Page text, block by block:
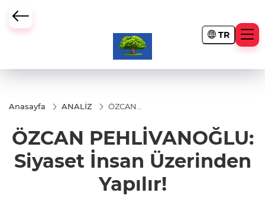
TR
Anasayfa ANALİZ
ÖZCAN
Siyaset İnsan
Üzerinden
Yapılır!
ÖZCAN PEHLİVANOĞLU:
Siyaset İnsan Üzerinden
Yapılır!